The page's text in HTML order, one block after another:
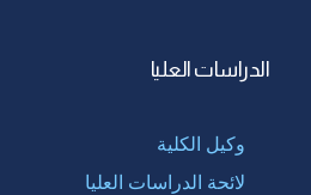
الدراسات العليا
وكيل الكلية
لائحة الدراسات العليا